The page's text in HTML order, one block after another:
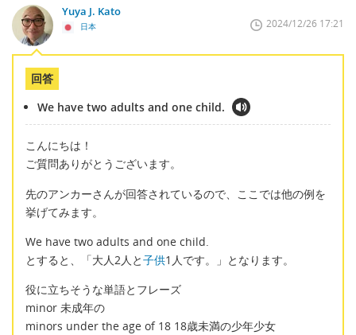
Yuya J. Kato
日本 2024/12/26 17:21
回答
We have two adults and one child.
こんにちは！
ご質問ありがとうございます。
先のアンカーさんが回答されているので、ここでは他の例を
挙げてみます。
We have two adults and one child.
とすると、「大人2人と子供1人です。」となります。
役に立ちそうな単語とフレーズ
minor 未成年の
minors under the age of 18 18歳未満の少年少女